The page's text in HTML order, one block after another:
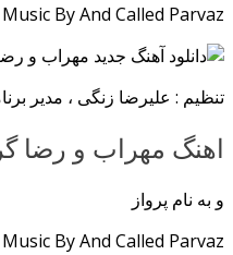
By And Called Parvaz
تنظیم : علیرضا زنگی ، مدیر
اهنگ مهراب و رضا
و به نام پرواز
By And Called Parvaz